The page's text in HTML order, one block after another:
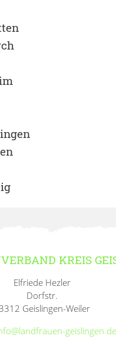
KREIS
Elfriede Hezler
Dorfstr.
Geislingen-Weiler
geislingen.de